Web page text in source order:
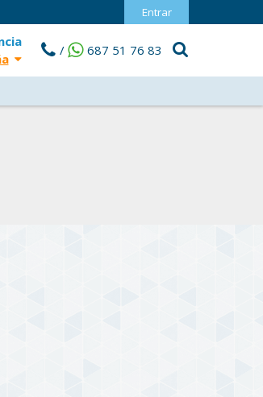
Entrar
/ 687 51 76 83